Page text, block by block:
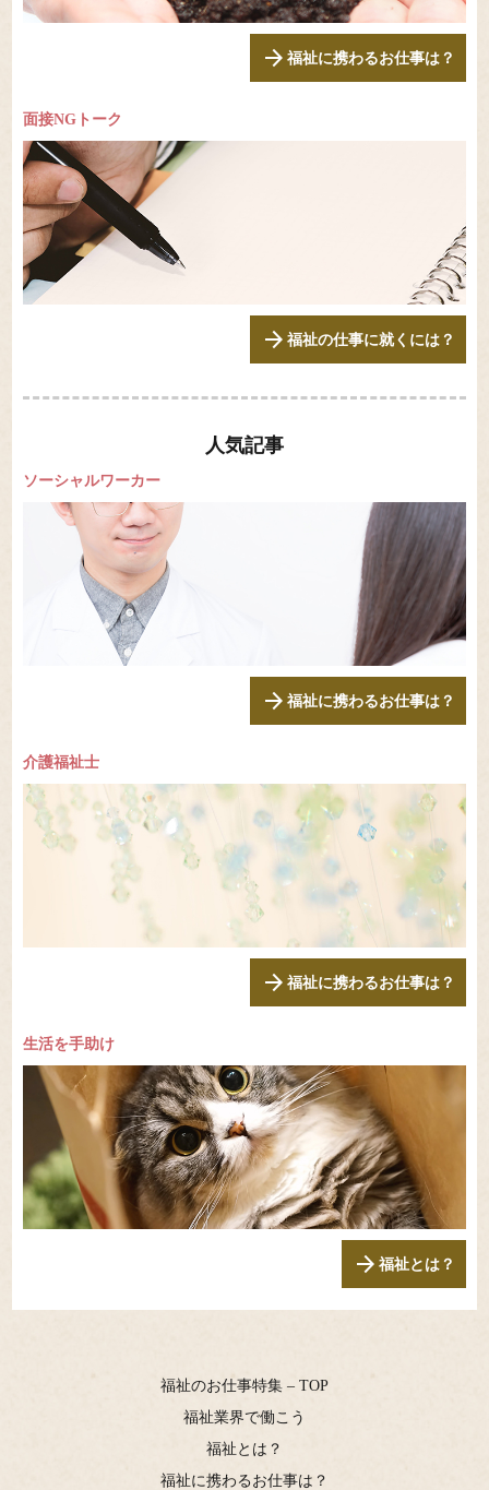
arrow_forward 福祉に携わるお仕事は？
面接NGトーク
arrow_forward 福祉の仕事に就くには？
人気記事
ソーシャルワーカー
arrow_forward 福祉に携わるお仕事は？
介護福祉士
arrow_forward 福祉に携わるお仕事は？
生活を手助け
arrow_forward 福祉とは？
福祉のお仕事特集 – TOP
福祉業界で働こう
福祉とは？
福祉に携わるお仕事は？